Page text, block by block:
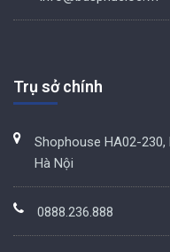
Trụ sở chính
Shophouse HA02-230,
Hà Nội
0888.236.888